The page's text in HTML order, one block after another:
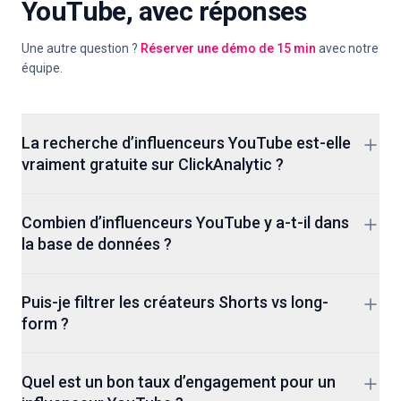
YouTube, avec réponses
Une autre question ? Réserver une démo de 15 min avec notre
équipe.
La recherche d’influenceurs YouTube est-elle
vraiment gratuite sur ClickAnalytic ?
d’abonnés et engagement, puis parcourez les profils de
créateurs sans inscription. Les forfaits payants ajoutent
mais la recherche elle-même est gratuite.
Combien d’influenceurs YouTube y a-t-il dans
la base de données ?
et TikTok. L’ensemble YouTube couvre des chaînes nano de
quelques milliers d’abonnés jusqu’aux noms mondiaux avec
Puis-je filtrer les créateurs Shorts vs long-
form ?
créateur: % Shorts vs % long-form vs % Live. C’est essentiel,
Quel est un bon taux d’engagement pour un